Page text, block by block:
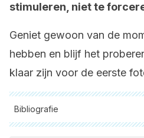
stimuleren, niet te
Geniet gewoon van de
hebben en blijf het
klaar zijn voor de eerste
Bibliografie
Alle aangehaalde bronnen zijn